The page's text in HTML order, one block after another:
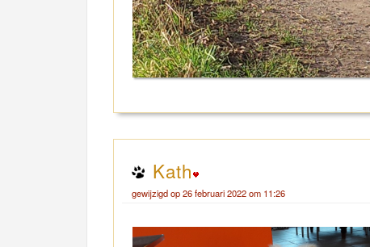
Kath
gewijzigd op 26 februari 2022 om 11:26